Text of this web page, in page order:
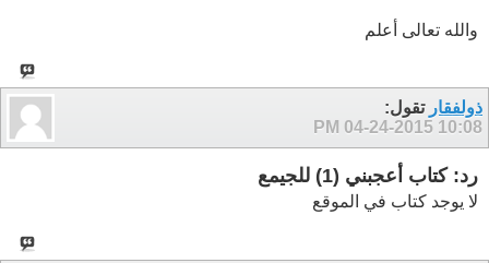
والله تعالى أعلم
ذولفقار تقول:
04-24-2015 10:08 PM
رد: كتاب أعجبني (1) للجيمع
لا يوجد كتاب في الموقع